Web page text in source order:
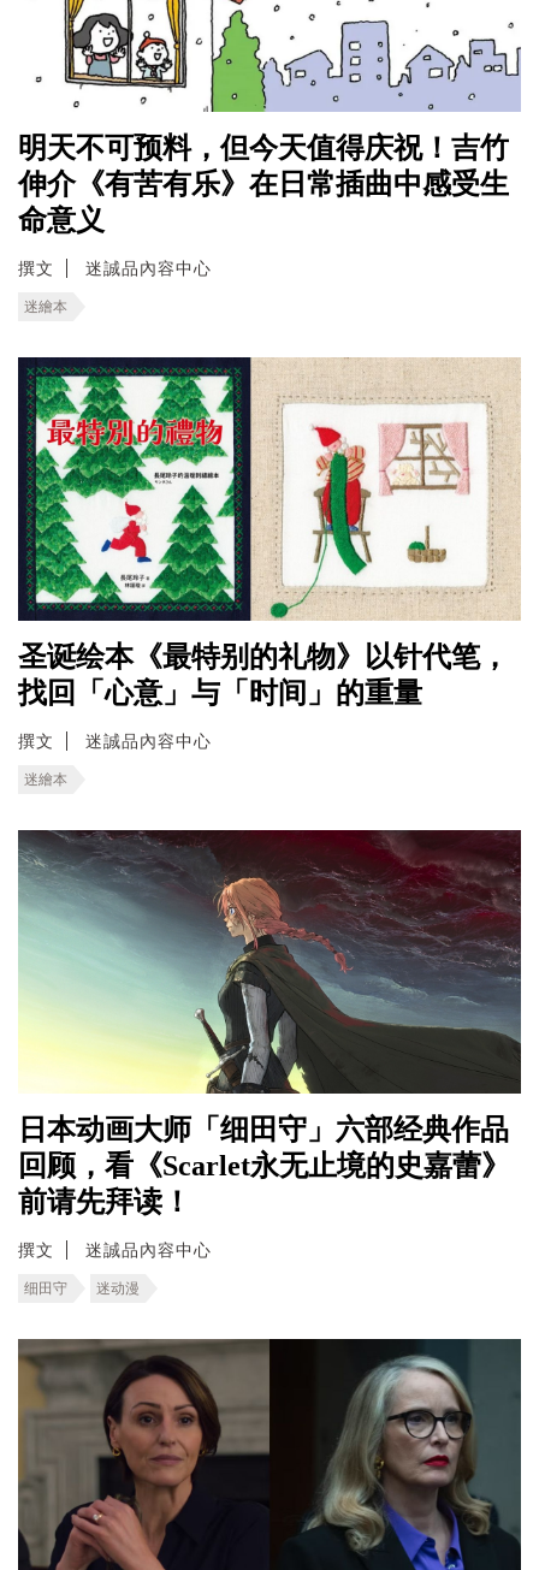
明天不可预料，但今天值得庆祝！吉竹
伸介《有苦有乐》在日常插曲中感受生
命意义
撰文 迷誠品內容中心
迷繪本
圣诞绘本《最特别的礼物》以针代笔，
找回「心意」与「时间」的重量
撰文 迷誠品內容中心
迷繪本
日本动画大师「细田守」六部经典作品
回顾，看《Scarlet永无止境的史嘉蕾》
前请先拜读！
撰文 迷誠品內容中心
细田守 迷动漫